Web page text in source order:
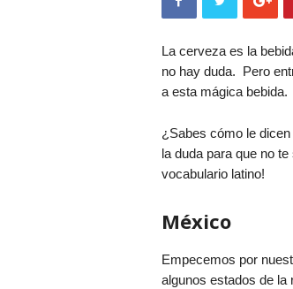
La cerveza es la
no hay duda. Pero
a esta mágica bebida.
¿Sabes cómo le
la duda para que no
vocabulario latino!
México
Empecemos por
algunos estados de la